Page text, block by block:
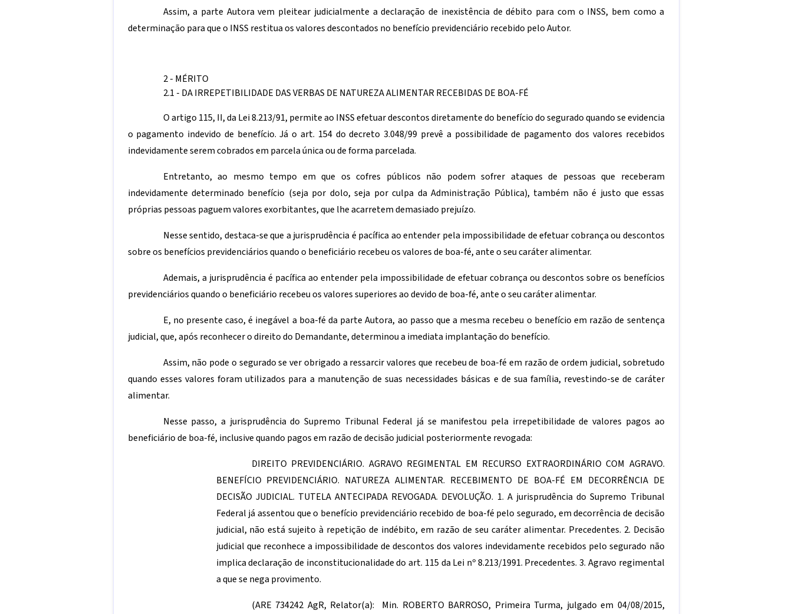
Assim, a parte Autora vem pleitear judicialmente a declaração de inexistência de débito para com o INSS, bem como a
determinação para que o INSS restitua os valores descontados no benefício previdenciário recebido pelo Autor.
2 - MÉRITO
2.1 - DA IRREPETIBILIDADE DAS VERBAS DE NATUREZA ALIMENTAR RECEBIDAS DE BOA-FÉ
O artigo 115, II, da Lei 8.213/91, permite ao INSS efetuar descontos diretamente do benefício do segurado quando se evidencia
o pagamento indevido de benefício. Já o art. 154 do decreto 3.048/99 prevê a possibilidade de pagamento dos valores recebidos
indevidamente serem cobrados em parcela única ou de forma parcelada.
Entretanto, ao mesmo tempo em que os cofres públicos não podem sofrer ataques de pessoas que receberam
indevidamente determinado benefício (seja por dolo, seja por culpa da Administração Pública), também não é justo que essas
próprias pessoas paguem valores exorbitantes, que lhe acarretem demasiado prejuízo.
Nesse sentido, destaca-se que a jurisprudência é pacífica ao entender pela impossibilidade de efetuar cobrança ou descontos
sobre os benefícios previdenciários quando o beneficiário recebeu os valores de boa-fé, ante o seu caráter alimentar.
Ademais, a jurisprudência é pacífica ao entender pela impossibilidade de efetuar cobrança ou descontos sobre os benefícios
previdenciários quando o beneficiário recebeu os valores superiores ao devido de boa-fé, ante o seu caráter alimentar.
E, no presente caso, é inegável a boa-fé da parte Autora, ao passo que a mesma recebeu o benefício em razão de sentença
judicial, que, após reconhecer o direito do Demandante, determinou a imediata implantação do benefício.
Assim, não pode o segurado se ver obrigado a ressarcir valores que recebeu de boa-fé em razão de ordem judicial, sobretudo
quando esses valores foram utilizados para a manutenção de suas necessidades básicas e de sua família, revestindo-se de caráter
alimentar.
Nesse passo, a jurisprudência do Supremo Tribunal Federal já se manifestou pela irrepetibilidade de valores pagos ao
beneficiário de boa-fé, inclusive quando pagos em razão de decisão judicial posteriormente revogada:
DIREITO PREVIDENCIÁRIO. AGRAVO REGIMENTAL EM RECURSO EXTRAORDINÁRIO COM AGRAVO.
BENEFÍCIO PREVIDENCIÁRIO. NATUREZA ALIMENTAR. RECEBIMENTO DE BOA-FÉ EM DECORRÊNCIA DE
DECISÃO JUDICIAL. TUTELA ANTECIPADA REVOGADA. DEVOLUÇÃO. 1. A jurisprudência do Supremo Tribunal
Federal já assentou que o benefício previdenciário recebido de boa-fé pelo segurado, em decorrência de decisão
judicial, não está sujeito à repetição de indébito, em razão de seu caráter alimentar. Precedentes. 2. Decisão
judicial que reconhece a impossibilidade de descontos dos valores indevidamente recebidos pelo segurado não
implica declaração de inconstitucionalidade do art. 115 da Lei nº 8.213/1991. Precedentes. 3. Agravo regimental
a que se nega provimento.
(ARE 734242 AgR, Relator(a): Min. ROBERTO BARROSO, Primeira Turma, julgado em 04/08/2015,